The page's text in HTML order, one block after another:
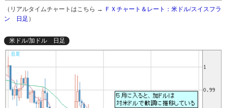
（リアルタイムチャートはこちら → ＦＸチャート＆レート：米ドル/スイスフラ
ン 日足 ）
米ドル/加ドル 日足